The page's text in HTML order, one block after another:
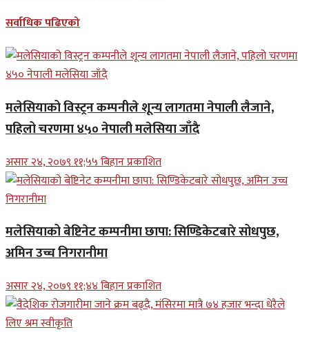
सर्वाधिक पढिएको
मलेसियाको विस्ट्रन कम्पनीले शून्य लागतमा नेपाली लैजाने,
पहिलो चरणमा ४५० नेपाली मलेसिया जाँदै
असार २४, २०७९ ११;५५ बिहान प्रकाशित
मलेसियाको बेष्टिनेट कम्पनीमा छापा: सिण्डिकेटबारे सोधपुछ,
अमिन उच्च निगरानीमा
असार २४, २०७९ ११;४४ बिहान प्रकाशित